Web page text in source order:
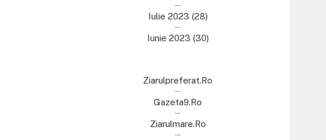
Iulie 2023 (28)
Iunie 2023 (30)
Ziarulpreferat.ro
Gazeta9.ro
Ziarulmare.ro